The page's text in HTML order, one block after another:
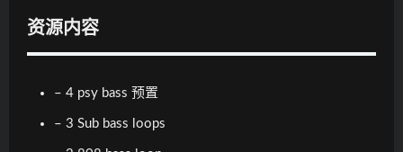
资源内容
– 4 psy bass 预置
– 3 Sub bass loops